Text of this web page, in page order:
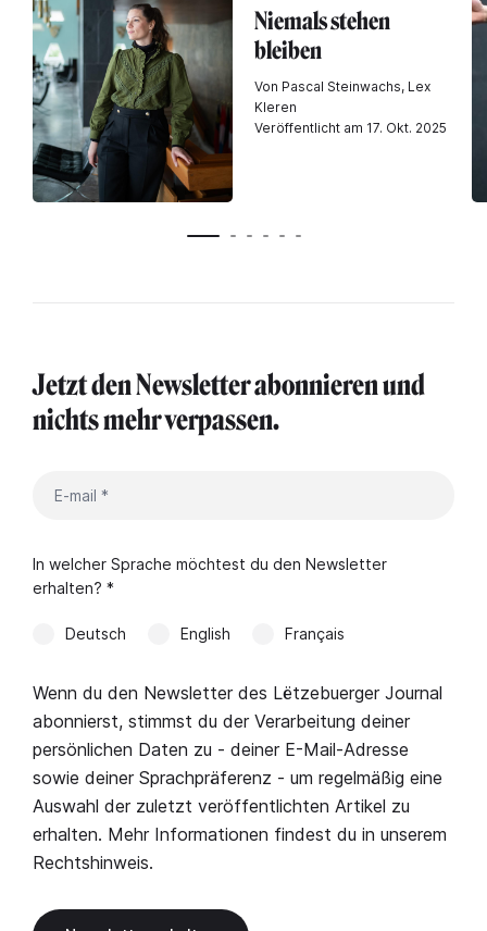
Niemals stehen
bleiben
Von Pascal Steinwachs, Lex
Kleren
Veröffentlicht am 17. Okt. 2025
Jetzt den Newsletter abonnieren und
nichts mehr verpassen.
In welcher Sprache möchtest du den Newsletter
erhalten? *
Deutsch English Français
Wenn du den Newsletter des Lëtzebuerger Journal
abonnierst, stimmst du der Verarbeitung deiner
persönlichen Daten zu - deiner E-Mail-Adresse
sowie deiner Sprachpräferenz - um regelmäßig eine
Auswahl der zuletzt veröffentlichten Artikel zu
erhalten. Mehr Informationen findest du in unserem
Rechtshinweis.